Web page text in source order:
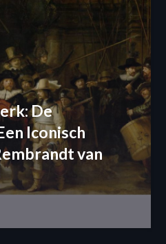
De
Iconisch
van